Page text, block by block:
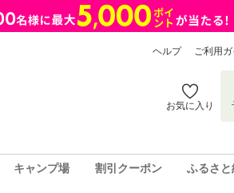
ヘルプ ご利用
お気に入り
キャンプ場 割引クーポン ふるさ